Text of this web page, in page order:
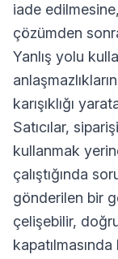
iade
çözümden
Yanlış yolu
karışıklığı
Satıcılar,
kullanmak
çalıştığında
gönderilen bir
çelişebilir,